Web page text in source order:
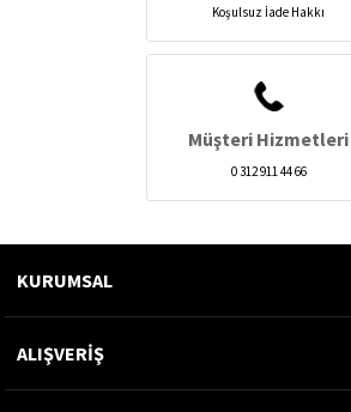
Koşulsuz İade Hakkı
Müşteri Hizmetleri
0 312 911 44 66
KURUMSAL
ALIŞVERİŞ